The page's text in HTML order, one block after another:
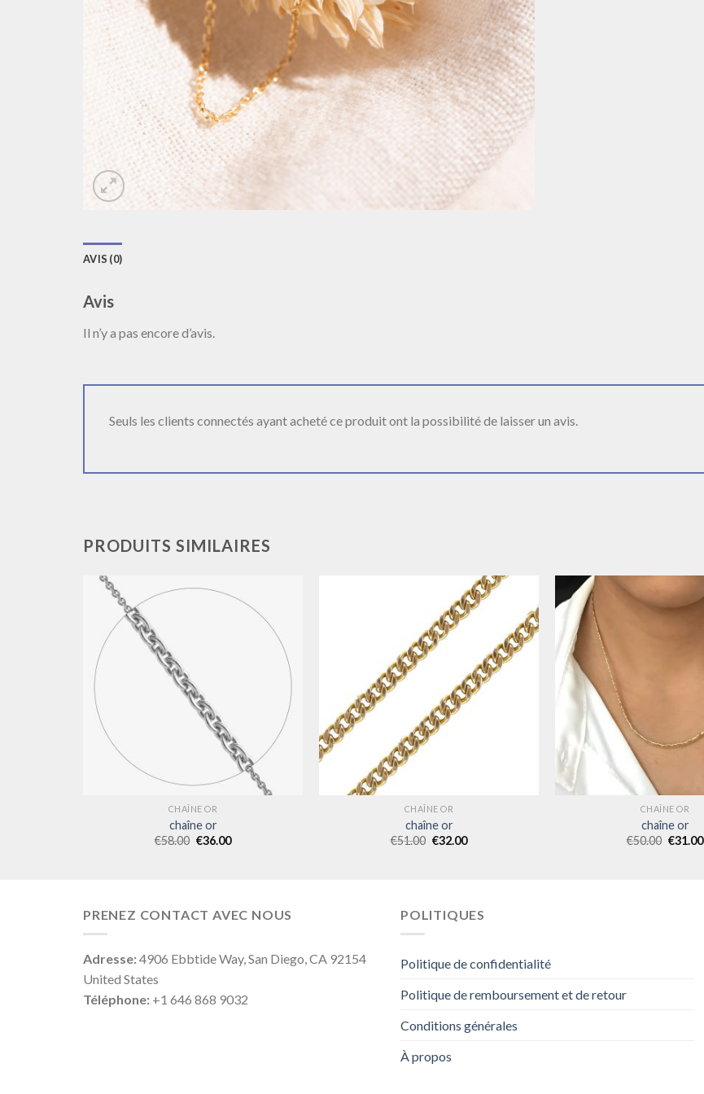
AVIS (0)
Avis
Il n’y a pas encore d’avis.
Seuls les clients connectés ayant acheté ce produit ont la possibilité de laisser un avis.
PRODUITS SIMILAIRES
CHAÎNE OR
chaîne or
€58.00 €36.00
CHAÎNE OR
chaîne or
€51.00 €32.00
CHAÎNE OR
chaîne or
€50.00 €31.00
PRENEZ CONTACT AVEC NOUS
Adresse:4906 Ebbtide Way, San Diego, CA 92154
United States
Téléphone: +1 646 868 9032
POLITIQUES
Politique de confidentialité
Politique de remboursement et de retour
Conditions générales
À propos